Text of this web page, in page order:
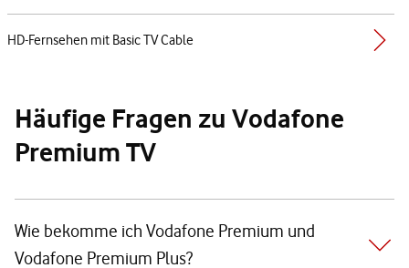
HD-Fernsehen mit Basic TV Cable
Häufige Fragen zu Vodafone
Premium TV
Wie bekomme ich Vodafone Premium und
Vodafone Premium Plus?